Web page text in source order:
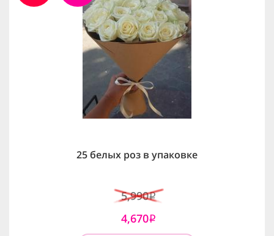
25 белых роз в упаковке
5,990i
4,670i